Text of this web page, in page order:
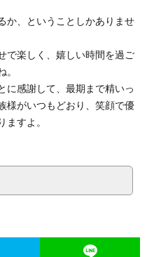
か、ということしかありませ
で楽しく、嬉しい時間を過ご
に感謝して、最期まで精いっ
様がいつもどおり、笑顔で優
すよ。